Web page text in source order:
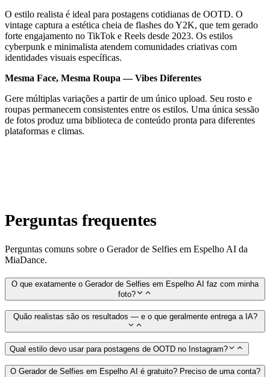
O estilo realista é ideal para postagens cotidianas de OOTD. O
vintage captura a estética cheia de flashes do Y2K, que tem gerado
forte engajamento no TikTok e Reels desde 2023. Os estilos
cyberpunk e minimalista atendem comunidades criativas com
identidades visuais específicas.
Mesma Face, Mesma Roupa — Vibes Diferentes
Gere múltiplas variações a partir de um único upload. Seu rosto e
roupas permanecem consistentes entre os estilos. Uma única sessão
de fotos produz uma biblioteca de conteúdo pronta para diferentes
plataformas e climas.
Perguntas frequentes
Perguntas comuns sobre o Gerador de Selfies em Espelho AI da
MiaDance.
O que exatamente o Gerador de Selfies em Espelho AI faz com minha
foto?
Quão realistas são os resultados — e o que geralmente entrega a IA?
Qual estilo devo usar para postagens de OOTD no Instagram?
O Gerador de Selfies em Espelho AI é gratuito? Preciso de uma conta?